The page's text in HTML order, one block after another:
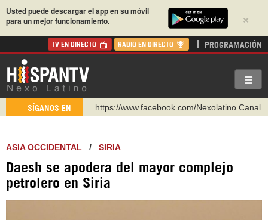
×
Usted puede descargar el app en su móvil
para un mejor funcionamiento.
TV EN DIRECTO RADIO EN DIRECTO PROGRAMACIÓN
SÍGANOS EN
https://www.facebook.com/Nexolatino.Canal
http://twitter.com/nexo_latino
https://t.me/hispantvcanal
https://urmedium.com/c/hispantv
ASIA OCCIDENTAL / SIRIA
Daesh se apodera del mayor complejo
petrolero en Siria